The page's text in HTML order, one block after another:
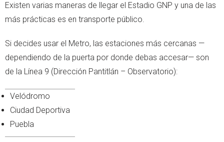
Existen varias maneras de llegar el Estadio GNP y una de las
más prácticas es en transporte público.
Si decides usar el Metro, las estaciones más cercanas —
dependiendo de la puerta por donde debas accesar— son
de la Línea 9 (Dirección Pantitlán – Observatorio):
Velódromo
Ciudad Deportiva
Puebla